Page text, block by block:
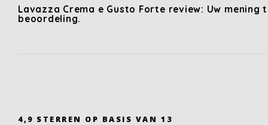
Lavazza Crema e Gusto Forte review: Uw
beoordeling.
4,9 STERREN OP BASIS VAN13